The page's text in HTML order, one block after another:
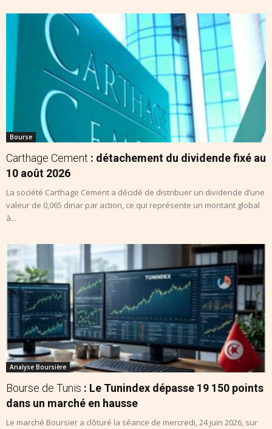
Bourse
Carthage Cement : détachement du dividende fixé au
10 août 2026
La société Carthage Cement a décidé de distribuer un dividende d’une
valeur de 0,065 dinar par action, ce qui représente un montant global
à...
Analyse Boursière
Bourse de Tunis : Le Tunindex dépasse 19 150 points
dans un marché en hausse
Le marché Boursier a clôturé la séance de mercredi, 24 juin 2026, sur